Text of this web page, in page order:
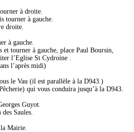
à droite.
tourner à gauche.
droite.
à gauche.
et tourner à gauche, place Paul Boursin,
l’Eglise St Cydroine .
l’après midi)
le Vau (il est parallèle à la D943.)
qui vous conduira jusqu’à la D943.
Guyot.
Saules.
la Mairie.